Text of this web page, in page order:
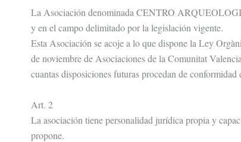
La Asociación denominada CENTRO
y en el campo delimitado por la legislación vigente.
Esta Asociación se acoje a lo que dispone la Ley
de noviembre de Asociaciones de la Comunitat
cuantas disposiciones futuras procedan de
Art. 2
La asociación tiene personalidad jurídica propia y
propone.